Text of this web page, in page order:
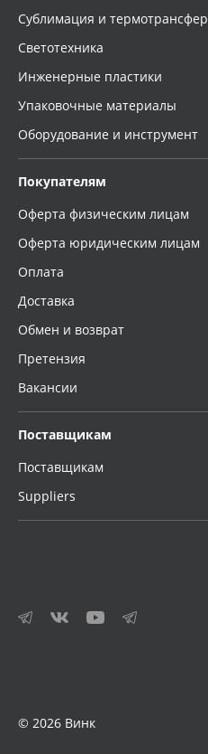
Сублимация и термотрансфер
Светотехника
Инженерные пластики
Упаковочные материалы
Оборудование и инструмент
Покупателям
Оферта физическим лицам
Оферта юридическим лицам
Оплата
Доставка
Обмен и возврат
Претензия
Вакансии
Поставщикам
Поставщикам
Suppliers
© 2026 Винк